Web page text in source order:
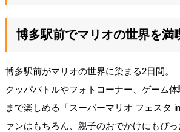
博多駅前でマリオの世界を満
博多駅前がマリオの世界に染まる2日間。
クッパバトルやフォトコーナー、ゲーム
まで楽しめる「スーパーマリオ フェスタ
ァンはもちろん、親子のおでかけにもぴ